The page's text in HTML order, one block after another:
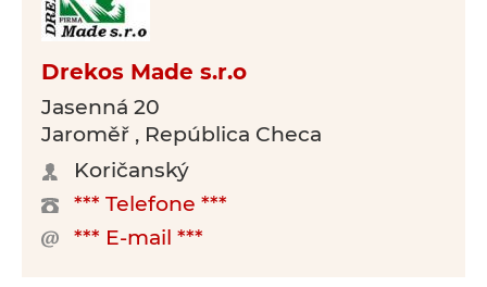
Drekos Made s.r.o
Jasenná 20
Jaroměř , República Checa
Koričanský
*** Telefone ***
*** E-mail ***